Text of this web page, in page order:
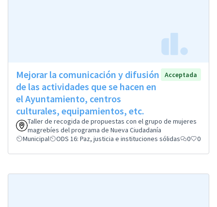
Mejorar la comunicación y difusión
de las actividades que se hacen en
el Ayuntamiento, centros
culturales, equipamientos, etc.
Acceptada
Taller de recogida de propuestas con el grupo de mujeres
magrebíes del programa de Nueva Ciudadanía
Municipal
ODS 16: Paz, justicia e instituciones sólidas 0 0